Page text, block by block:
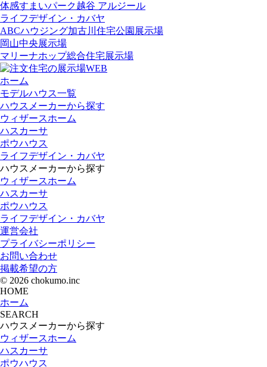
体感すまいパーク越谷 アルジール
ライフデザイン・カバヤ
ABCハウジング加古川住宅公園展示場
岡山中央展示場
マリーナホップ総合住宅展示場
ホーム
モデルハウス一覧
ハウスメーカーから探す
ウィザースホーム
ハスカーサ
ポウハウス
ライフデザイン・カバヤ
ハウスメーカーから探す
ウィザースホーム
ハスカーサ
ポウハウス
ライフデザイン・カバヤ
運営会社
プライバシーポリシー
お問い合わせ
掲載希望の方
© 2026 chokumo.inc
HOME
ホーム
SEARCH
ハウスメーカーから探す
ウィザースホーム
ハスカーサ
ポウハウス